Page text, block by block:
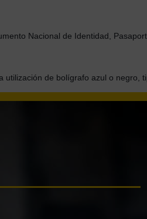
Nacional de Identidad,
de bolígrafo azul o negro,